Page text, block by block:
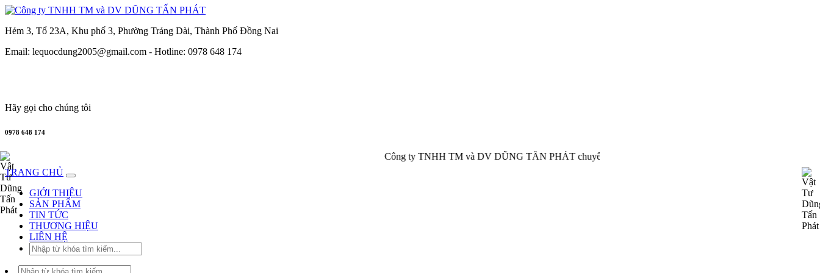
Hẻm 3, Tổ 23A, Khu phố 3, Phường Trảng Dài, Thành Phố Đồng Nai
Email: lequocdung2005@gmail.com - Hotline: 0978 648 174
Hãy gọi cho chúng tôi
0978 648 174
Công ty TNHH TM và DV DŨNG TẤN PHÁT chuyên cung cấp, phân phối thiết bị công nghiệp của nhiều hãng nổi
TRANG CHỦ
GIỚI THIỆU
SẢN PHẨM
TIN TỨC
THƯƠNG HIỆU
LIÊN HỆ